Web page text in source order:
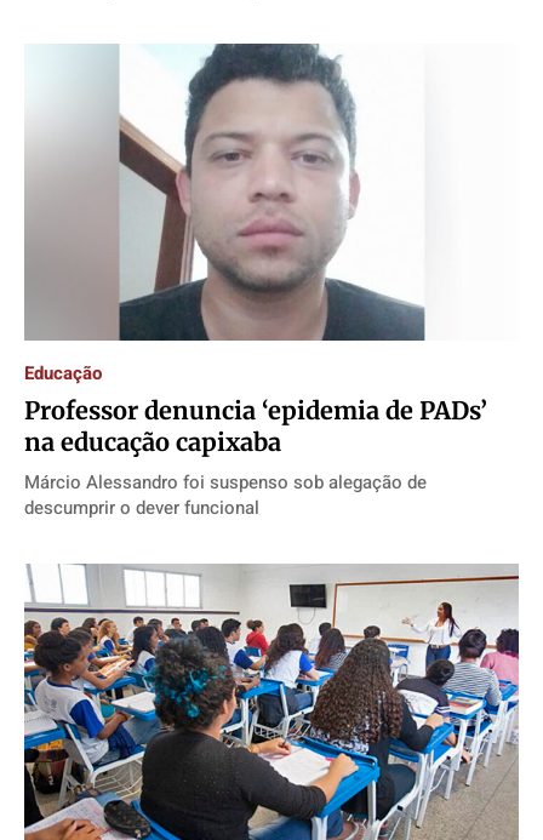
Educação
Professor denuncia ‘epidemia de PADs’
na educação capixaba
Márcio Alessandro foi suspenso sob alegação de
descumprir o dever funcional